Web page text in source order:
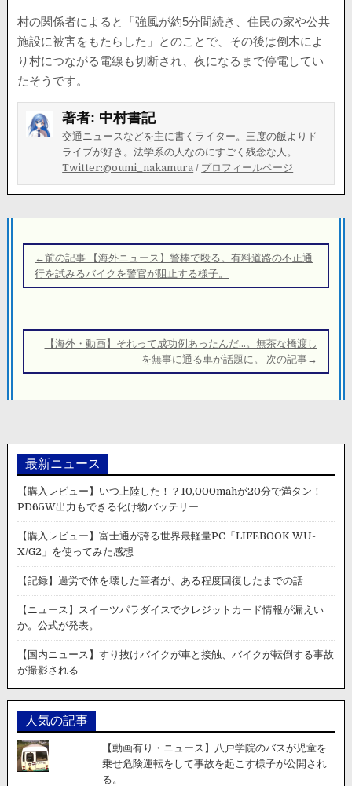
村の関係者によると「強風が約5分間続き、住民の家や公共
施設に被害をもたらした」とのことで、その後は倒木によ
り村につながる電線も切断され、夜になるまで停電してい
たそうです。
著者: 中村書記
交通ニュースなどを主に書くライター。三度の飯よりド
ライブが好き。法学系の人なのにすごく残念な人。
Twitter:@oumi_nakamura / プロフィールページ
稿
ナ
ー
←前の記事 【海外ニュース】警棒で殴る。有料道路の不正通
行を試みるバイクを警官が阻止する様子。
【海外・動画】それって成功例あったんだ…。無茶な橋渡し
を無事に通る車が話題に。 次の記事→
最新ニュース
【購入レビュー】いつ上陸した！？10,000mahが20分で満タン！
PD65W出力もできる化け物バッテリー
【購入レビュー】富士通が誇る世界最軽量PC「LIFEBOOK WU-
X/G2」を使ってみた感想
【記録】過労で体を壊した筆者が、ある程度回復したまでの話
【ニュース】スイーツパラダイスでクレジットカード情報が漏えい
か。公式が発表。
【国内ニュース】すり抜けバイクが車と接触、バイクが転倒する事故
が撮影される
人気の記事
【動画有り・ニュース】八戸学院のバスが児童を
乗せ危険運転をして事故を起こす様子が公開され
る。